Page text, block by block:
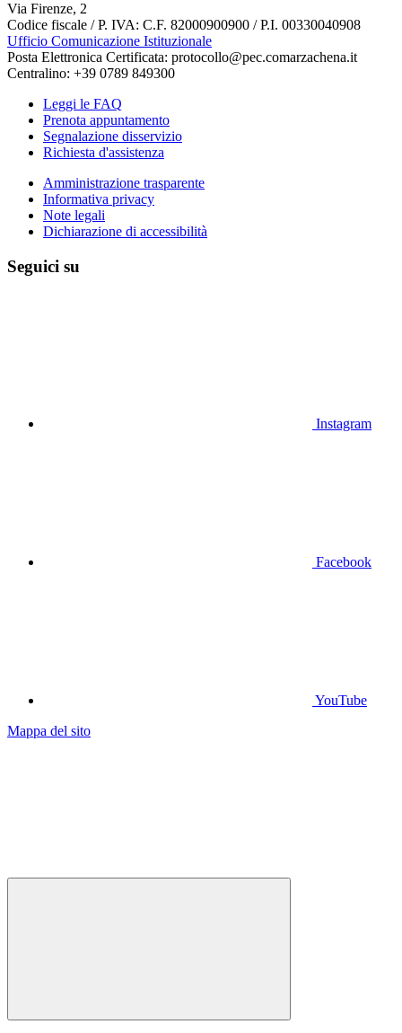
Via Firenze, 2
Codice fiscale / P. IVA: C.F. 82000900900 / P.I. 00330040908
Ufficio Comunicazione Istituzionale
Posta Elettronica Certificata: protocollo@pec.comarzachena.it
Centralino: +39 0789 849300
Leggi le FAQ
Prenota appuntamento
Segnalazione disservizio
Richiesta d'assistenza
Amministrazione trasparente
Informativa privacy
Note legali
Dichiarazione di accessibilità
Seguici su
Instagram
Facebook
YouTube
Mappa del sito